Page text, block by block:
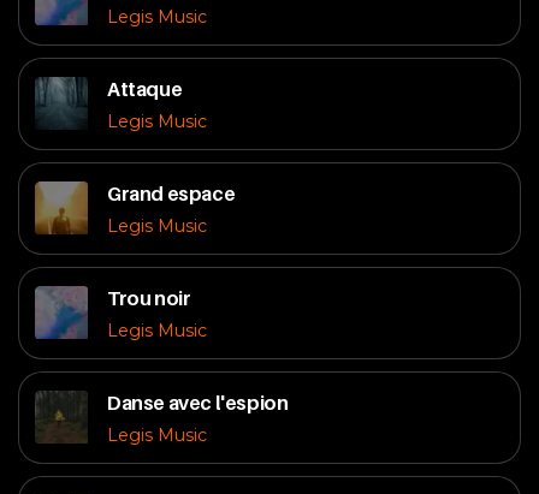
Legis Music
Attaque
Legis Music
Grand espace
Legis Music
Trou noir
Legis Music
Danse avec l'espion
Legis Music